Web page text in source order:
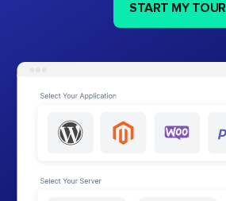
START MY TOUR